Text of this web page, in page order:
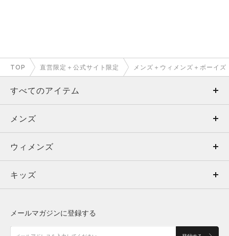
TOP 直営限定＋公式サイト限定 メンズ＋ウィメンズ＋ボーイズ
すべてのアイテム
メンズ
ウィメンズ
キッズ
アクセサリー
メンズ
トップス
ボトムス
アクセサリー
ウィメンズ
トップス
シューズ
キッズ
メールマガジンに登録する